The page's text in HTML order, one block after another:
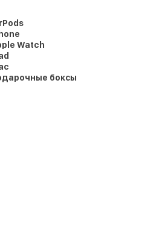
Watch
боксы